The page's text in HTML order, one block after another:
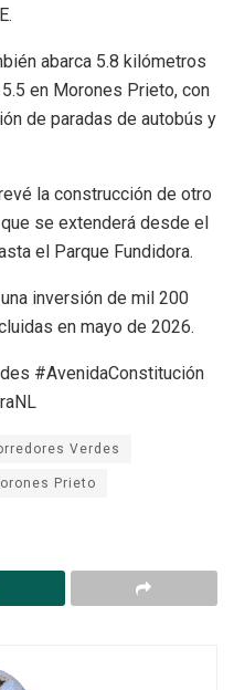
abarca 5.8 kilómetros
en Morones Prieto, con
de paradas de autobús y
la construcción de otro
se extenderá desde el
el Parque Fundidora.
inversión de mil 200
en mayo de 2026.
#AvenidaConstitución
Verdes
Prieto